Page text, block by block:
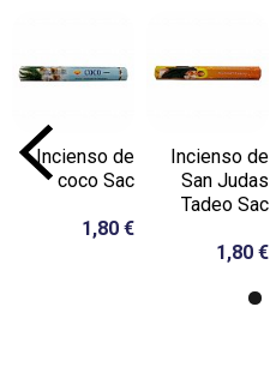
Incienso de
coco Sac
1,80 €
Incienso de
San Judas
Tadeo Sac
1,80 €